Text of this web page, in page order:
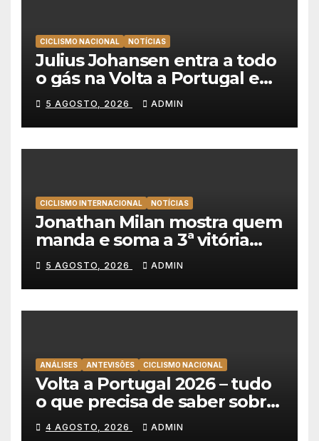
CICLISMO NACIONAL NOTÍCIAS
Julius Johansen entra a todo
o gás na Volta a Portugal e
lidera dobradinha da UAE
Team Emirates em Lisboa
5 AGOSTO, 2026 ADMIN
CICLISMO INTERNACIONAL NOTÍCIAS
Jonathan Milan mostra quem
manda e soma a 3ª vitória
consecutiva na Volta a
Polónia
5 AGOSTO, 2026 ADMIN
ANÁLISES ANTEVISÕES CICLISMO NACIONAL
Volta a Portugal 2026 – tudo
o que precisa de saber sobre
as equipas e o percurso
4 AGOSTO, 2026 ADMIN